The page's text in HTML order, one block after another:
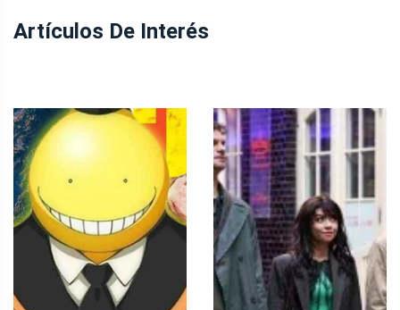
Artículos De Interés